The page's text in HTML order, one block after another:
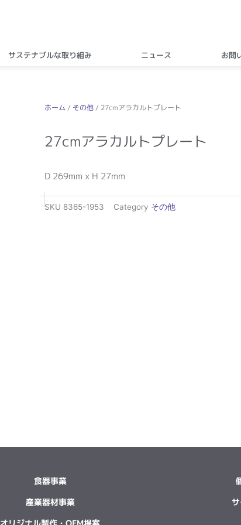
サステナブルな取り組み ニュース お問
ホーム / その他 / 27cmアラカルトプレート
27cmアラカルトプレート
D 269mm x H 27mm
SKU 8365-1953 Category その他
食器事業
産業器材事業
オリジナル製作・OEM提案